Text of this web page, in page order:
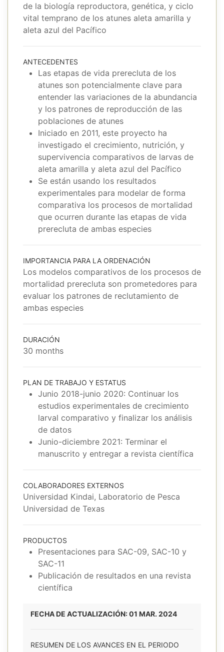
de la biología reproductora, genética, y ciclo
vital temprano de los atunes aleta amarilla y
aleta azul del Pacífico
ANTECEDENTES
Las etapas de vida prerecluta de los
atunes son potencialmente clave para
entender las variaciones de la abundancia
y los patrones de reproducción de las
poblaciones de atunes
Iniciado en 2011, este proyecto ha
investigado el crecimiento, nutrición, y
supervivencia comparativos de larvas de
aleta amarilla y aleta azul del Pacífico
Se están usando los resultados
experimentales para modelar de forma
comparativa los procesos de mortalidad
que ocurren durante las etapas de vida
prerecluta de ambas especies
IMPORTANCIA PARA LA ORDENACIÓN
Los modelos comparativos de los procesos de
mortalidad prerecluta son prometedores para
evaluar los patrones de reclutamiento de
ambas especies
DURACIÓN
30 months
PLAN DE TRABAJO Y ESTATUS
Junio 2018-junio 2020: Continuar los
estudios experimentales de crecimiento
larval comparativo y finalizar los análisis
de datos
Junio-diciembre 2021: Terminar el
manuscrito y entregar a revista científica
COLABORADORES EXTERNOS
Universidad Kindai, Laboratorio de Pesca
Universidad de Texas
PRODUCTOS
Presentaciones para SAC-09, SAC-10 y
SAC-11
Publicación de resultados en una revista
científica
FECHA DE ACTUALIZACIÓN: 01 MAR. 2024
RESUMEN DE LOS AVANCES EN EL PERIODO